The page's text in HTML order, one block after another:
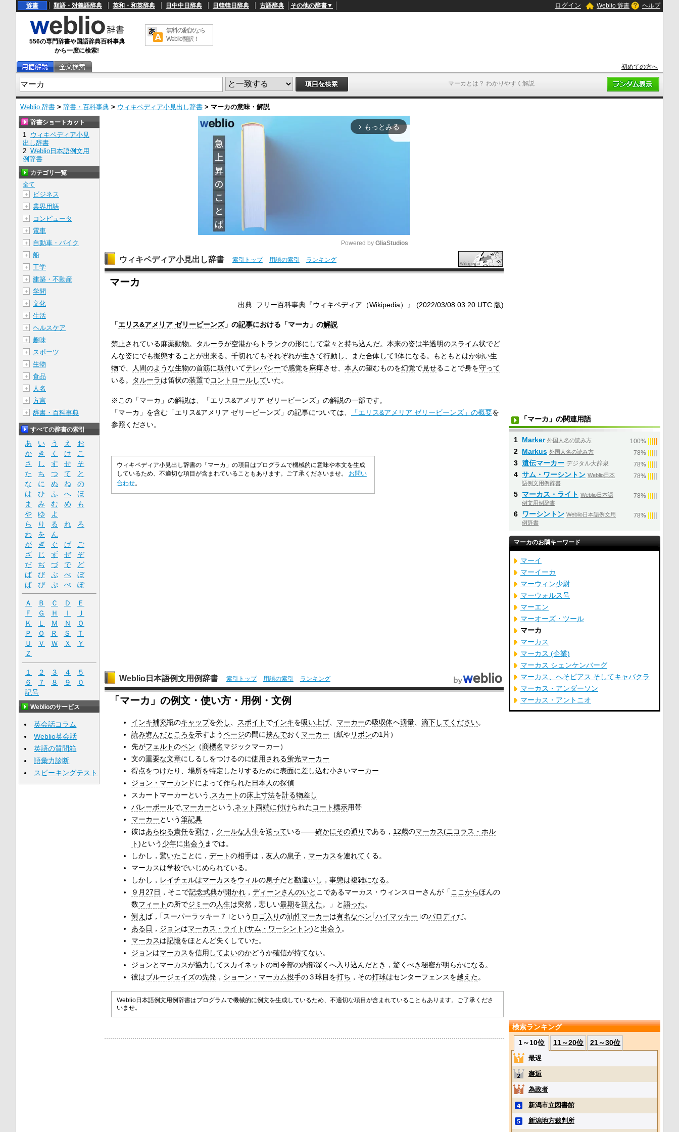
マーカとは？ わかりやすく解説
辞書 類語・対義語辞典 英和・和英辞典 日中中日辞典 日韓韓日辞典 古語辞典 その他の辞書▼ ログイン Weblio 辞書 ヘルプ
556の専門辞書や国語辞典百科事典
から一度に検索!
無料の翻訳なら
Weblio翻訳！
初めての方へ
Weblio 辞書 > 辞書・百科事典 > ウィキペディア小見出し辞書 > マーカの意味・解説
arrow_forward_ios もっとみる
M
Powered by GliaStudios
ウィキペディア小見出し辞書 索引トップ 用語の索引 ランキング
マーカ
出典: フリー百科事典『ウィキペディア（Wikipedia）』 (2022/03/08 03:20 UTC 版)
「エリス&アメリア ゼリービーンズ」の記事における「マーカ」の解説
禁止されている麻薬動物。 タルーラが空港から トランクの形にして堂々と持ち込んだ。 本来の姿は半透明のスライム状でど
んな姿にでも擬態することが出来る。 千切れてもそれぞれが生きて行動し 、また合体して1体になる。もともとはか弱い生
物で、 人間のような生物の首筋に取付いてテレパシーで感覚を麻痺させ、 本人の望むものを幻覚で見せることで身を守って
いる。
タルーラは笛状の装置でコントロールしていた。
※この「マーカ」の解説は、「エリス&アメリア ゼリービーンズ」の解説の一部です。
「マーカ」を含む「エリス&アメリア ゼリービーンズ」の記事については、
「エリス&アメリア ゼリービーンズ」の概要を
参照ください。
ウィキペディア小見出し辞書の「マーカ」の項目はプログラムで機械的に意味や本文を生成
しているため、不適切な項目が含まれていることもあります。ご了承くださいませ。 お問い
合わせ。
Weblio日本語例文用例辞書 索引トップ 用語の索引 ランキング
「マーカ」の例文・使い方・用例・文例
インキ補充瓶のキャップを外し、 スポイト でインキを吸い上げ、 マーカーの吸収体へ適量、 滴下して ください。
読み進んだところを示すようページの間に挟んでおく マーカー （紙やリボンの1片）
先がフェルトのペン （商標名マジックマーカー）
文の重要な文章にしるしをつけるのに使用される蛍光マーカー
得点をつけたり 、場所を特定した りするために表面に差し込む小さ いマーカー
ジョン・マーカンドによって作られた日本人の探偵
スカートマーカーという,スカートの床上寸法を計る物差し
バレーボールで,マーカーという,ネット 両端に付けられたコート標示用帯
マーカーという筆記具
彼はあらゆる責任を避け ， クールな人生を送っている――確かにその通り である， 12歳のマーカス(ニコラス・ホル
ト)という 少年に出会う までは。
しかし， 驚いたことに， デートの相手は， 友人の息子， マーカスを連れて くる。
マーカスは学校でいじめられている。
しかし， レイチェルはマーカスをウィルの息子だと勘違いし ， 事態は複雑になる。
９月27日 ，そこで記念式典が開かれ， ディーンさんのいと こであるマーカス・ウィンスローさんが「ここからほんの
数フィートの所でジミーの人生は突然，悲しい最期を迎えた。」と語った。
例え ば，｢スーパーラッキー７｣という ロゴ入りの油性マーカーは有名なペン｢ ハイマッキー ｣のパロディ だ。
ある日 ， ジョンはマーカス・ライト(サム・ワーシントン)と出会う 。
マーカスは記憶をほとんど失くしていた。
ジョンはマーカスを信用してよいのかどうか確信が持てない。
ジョンと マーカスが協力してスカイネットの司令部の内部深く へ入り込んだとき， 驚くべき秘密が明らかになる。
彼はブルージェイズの先発 ， ショーン・マーカム投手の３球目を打ち ，その打球はセンターフェンスを越えた。
Weblio日本語例文用例辞書はプログラムで機械的に例文を生成しているため、不適切な項目が含まれていることもあります。ご了承くださ
いませ。
辞書ショートカット
1 ウィキペディア小見
出し辞書
2 Weblio日本語例文用
例辞書
カテゴリ一覧
全て
＋
ビジネス
＋ 業界用語
＋ コンピュータ
＋ 電車
＋ 自動車・バイク
＋ 船
＋ 工学
＋ 建築・不動産
＋ 学問
＋ 文化
＋ 生活
＋ ヘルスケア
＋ 趣味
＋ スポーツ
＋ 生物
＋ 食品
＋ 人名
＋ 方言
＋ 辞書・百科事典
すべての辞書の索引
あ い う え
お
か
き く け
こ
さ
し す せ
そ
た
ち つ て
と
な
に ぬ ね
の
は
ひ ふ へ
ほ
ま
み む め
も
や
ゆ
よ
ら
り る れ
ろ
わ
を
ん
が
ぎ ぐ げ
ご
ざ
じ ず ぜ
ぞ
だ
ぢ づ で
ど
ば
び ぶ べ
ぼ
ぱ
ぴ ぷ ぺ ぽ
Ａ Ｂ Ｃ Ｄ
Ｅ
Ｆ
Ｇ Ｈ Ｉ
Ｊ
Ｋ
Ｌ Ｍ Ｎ
Ｏ
Ｐ
Ｑ Ｒ Ｓ
Ｔ
Ｕ
Ｖ Ｗ Ｘ
Ｙ
Ｚ
１ ２ ３ ４
５
６
７ ８ ９
０
記号
Weblioのサービス
英会話コラム
Weblio英会話
英語の質問箱
語彙力診断
スピーキングテスト
「マーカ」の関連用語
1 Marker 外国人名の読み方 100%
2 Markus 外国人名の読み方 78%
3 遺伝マーカー デジタル大辞泉 78%
4 サム・ワーシントン Weblio日本
語例文用例辞書
78%
5 マーカス・ライト Weblio日本語
例文用例辞書
78%
6 ワーシントン Weblio日本語例文用
例辞書
78%
マーカのお隣キーワード
マーイ
マーイーカ
マーウィン少尉
マーウォルス号
マーエン
マーオーズ・ツール
マーカ
マーカス
マーカス (企業)
マーカス シェンケンバーグ
マーカス、へそピアス そしてキャバクラ
マーカス・アンダーソン
マーカス・アントニオ
検索ランキング
1～10位
11～20位 21～30位
最遅
邂逅
為政者
新潟市立図書館
新潟地方裁判所